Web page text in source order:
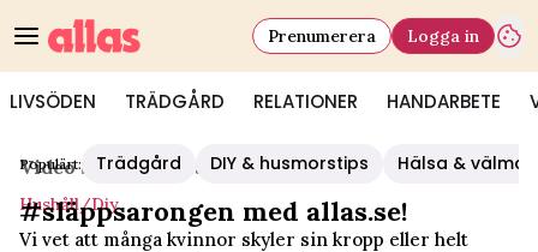
LIVSÖDEN TRÄDGÅRD RELATIONER HANDARBETE
Prenumerera Logga in
Populärt: Trädgård DIY & husmorstips Hälsa &
Video Start/Hushåll/diy
Hushåll/diy
#släppsarongen med allas.se!
Vi vet att många kvinnor skyler sin kropp eller helt